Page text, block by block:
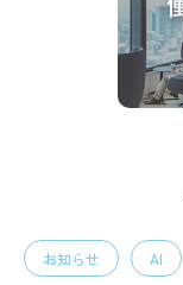
お知らせ AI